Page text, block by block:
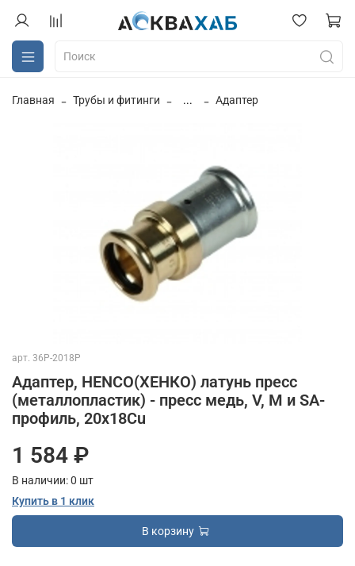
Главная Трубы и фитинги ... Адаптер
арт. 36P-2018P
Адаптер, HENCO(ХЕНКО) латунь пресс
(металлопластик) - пресс медь, V, M и SA-
профиль, 20x18Cu
1 584 ₽
В наличии:0 шт
Купить в 1 клик
В корзину